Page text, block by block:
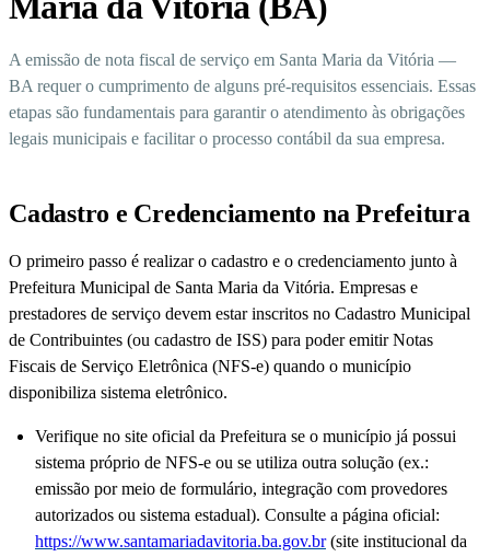
A emissão de nota fiscal de serviço em Santa Maria da Vitória —
BA requer o cumprimento de alguns pré-requisitos essenciais. Essas
etapas são fundamentais para garantir o atendimento às obrigações
legais municipais e facilitar o processo contábil da sua empresa.
Cadastro e Credenciamento na Prefeitura
O primeiro passo é realizar o cadastro e o credenciamento junto à
Prefeitura Municipal de Santa Maria da Vitória. Empresas e
prestadores de serviço devem estar inscritos no Cadastro Municipal
de Contribuintes (ou cadastro de ISS) para poder emitir Notas
Fiscais de Serviço Eletrônica (NFS-e) quando o município
disponibiliza sistema eletrônico.
Verifique no site oficial da Prefeitura se o município já possui
sistema próprio de NFS-e ou se utiliza outra solução (ex.:
emissão por meio de formulário, integração com provedores
autorizados ou sistema estadual). Consulte a página oficial:
https://www.santamariadavitoria.ba.gov.br(site institucional da